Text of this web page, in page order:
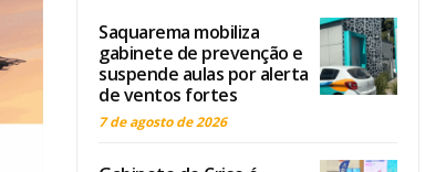
Saquarema mobiliza
gabinete de prevenção e
suspende aulas por alerta
de ventos fortes
7 de agosto de 2026